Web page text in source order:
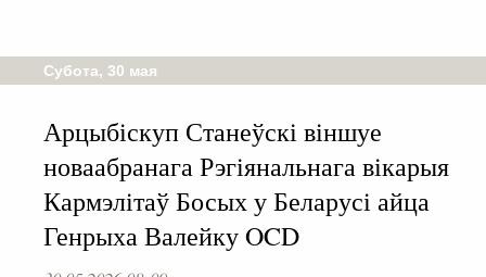
Субота, 30 мая
Арцыбіскуп Станеўскі віншуе
новаабранага Рэгіянальнага вікарыя
Кармэлітаў Босых у Беларусі айца
Генрыха Валейку OCD